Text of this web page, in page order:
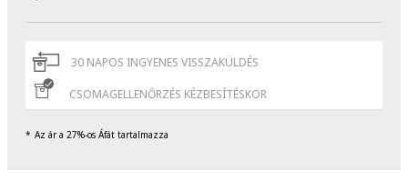
30 NAPOS INGYENES VISSZAKÜLDÉS
CSOMAGELLENŐRZÉS KÉZBESÍTÉSKOR
Az ár a 27%-os Áfát tartalmazza